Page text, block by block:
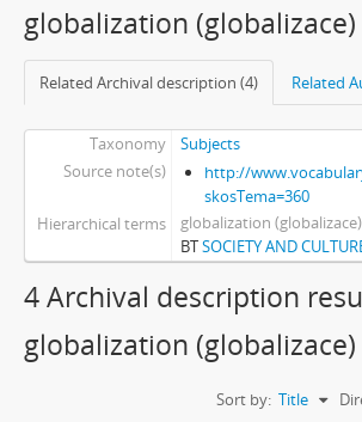
globalization (globalizace)
Related Archival description (4) Related
Taxonomy
Subjects
Source note(s)
http://
skosTema=360
Hierarchical terms
globalization (globalizace)
BTSOCIETY AND
4 Archival description
globalization (globalizace)
Sort by: Title